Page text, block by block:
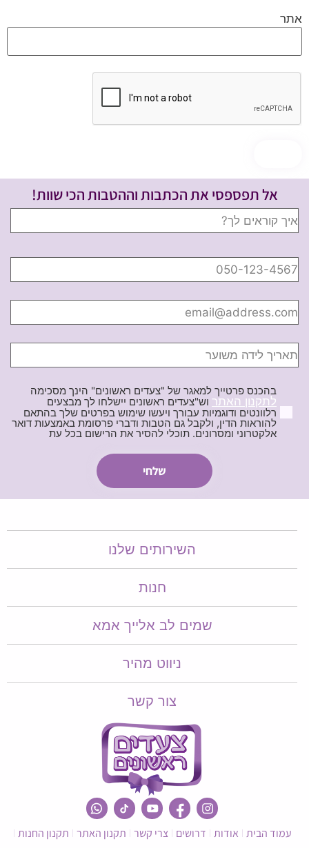
אתר
אל תפספסי את הכתבות וההטבות הכי שוות!
בהכנס פרטייך למאגר של "צעדים ראשונים" הינך מסכימה
לתקנון האתר וש"צעדים ראשונים יישלחו לך מבצעים
רלוונטים ודוגמיות עבורך ויעשו שימוש בפרטים שלך בהתאם
להוראות הדין, ולקבל גם הטבות ודברי פרסומת באמצעות דואר
אלקטרוני ומסרונים. תוכלי להסיר את הרישום בכל עת
השירותים שלנו
חנות
שמים לב אלייך אמא​​
ניווט מהיר
צור קשר
עמוד הבית אודות דרושים צרי קשר תקנון האתר תקנון החנות